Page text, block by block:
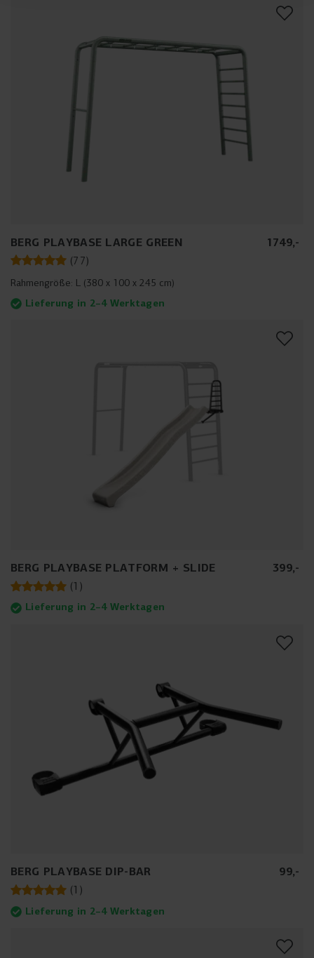
BERG PLAYBASE LARGE GREEN 1749,-
(77)
Rahmengröße: L (380 x 100 x 245 cm)
Lieferung in 2–4 Werktagen
BERG PLAYBASE PLATFORM + SLIDE 399,-
(1 )
Lieferung in 2–4 Werktagen
BERG PLAYBASE DIP-BAR 99,-
(1 )
Lieferung in 2–4 Werktagen